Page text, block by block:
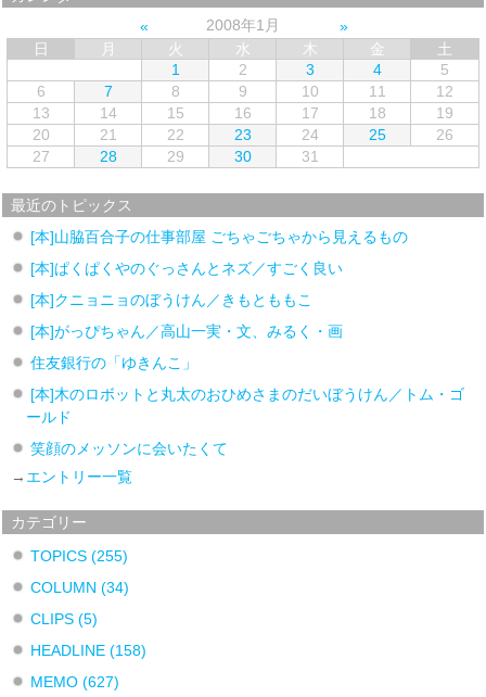
2008年1月
日
月 火 水 木 金
土
1
2 3 4
5
6
7 8 9 10 11
12
13
14 15 16 17 18
19
20
21 22 23 24 25
26
27
28 29 30 31
最近のトピックス
[本]山脇百合子の仕事部屋 ごちゃごちゃから見えるもの
[本]ぱくぱくやのぐっさんとネズ／すごく良い
[本]クニョニョのぼうけん／きもとももこ
[本]がっぴちゃん／高山一実・文、みるく・画
住友銀行の「ゆきんこ」
[本]木のロボットと丸太のおひめさまのだいぼうけん／トム・ゴ
ールド
笑顔のメッソンに会いたくて
→ エントリー一覧
カテゴリー
TOPICS (255)
COLUMN (34)
CLIPS (5)
HEADLINE (158)
MEMO (627)